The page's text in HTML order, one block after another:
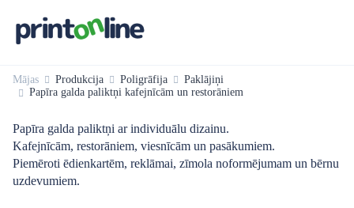
Mājas Produkcija Poligrāfija
Paklājiņi
Papīra galda paliktņi kafejnīcām un restorāniem
Papīra galda paliktņi ar individuālu dizainu.
Kafejnīcām, restorāniem, viesnīcām un pasākumiem.
Piemēroti ēdienkartēm, reklāmai, zīmola noformējumam un bērnu
uzdevumiem.